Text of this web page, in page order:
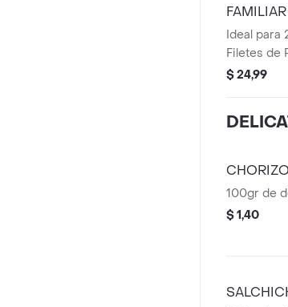
Ideal para
Filetes de
150g, 1
$ 24,99
100gr de
$ 1,40